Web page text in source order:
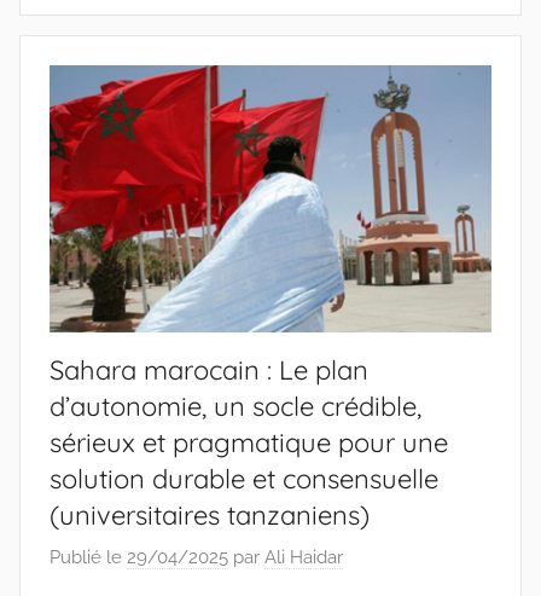
Sahara marocain : Le plan
d’autonomie, un socle crédible,
sérieux et pragmatique pour une
solution durable et consensuelle
(universitaires tanzaniens)
Publié le 29/04/2025 par Ali Haidar